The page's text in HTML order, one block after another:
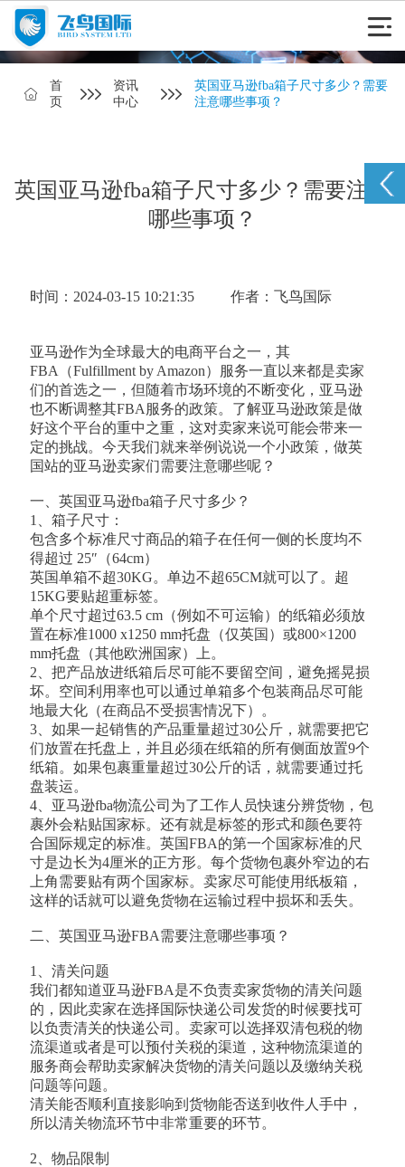
首
页
资讯
中心
英国亚马逊fba箱子尺寸多少？需要
注意哪些事项？
英国亚马逊fba箱子尺寸多少？需要注意
哪些事项？
时间：2024-03-15 10:21:35 作者：飞鸟国际
亚马逊作为全球最大的电商平台之一，其
FBA（Fulfillment by Amazon）服务一直以来都是卖家
们的首选之一，但随着市场环境的不断变化，亚马逊
也不断调整其FBA服务的政策。了解亚马逊政策是做
好这个平台的重中之重，这对卖家来说可能会带来一
定的挑战。今天我们就来举例说说一个小政策，做英
国站的亚马逊卖家们需要注意哪些呢？
一、英国亚马逊fba箱子尺寸多少？
1、箱子尺寸：
包含多个标准尺寸商品的箱子在任何一侧的长度均不
得超过 25″（64cm）
英国单箱不超30KG。单边不超65CM就可以了。超
15KG要贴超重标签。
单个尺寸超过63.5 cm（例如不可运输）的纸箱必须放
置在标准1000 x1250 mm托盘（仅英国）或800×1200
mm托盘（其他欧洲国家）上。
2、把产品放进纸箱后尽可能不要留空间，避免摇晃损
坏。空间利用率也可以通过单箱多个包装商品尽可能
地最大化（在商品不受损害情况下）。
3、如果一起销售的产品重量超过30公斤，就需要把它
们放置在托盘上，并且必须在纸箱的所有侧面放置9个
纸箱。如果包裹重量超过30公斤的话，就需要通过托
盘装运。
4、亚马逊fba物流公司为了工作人员快速分辨货物，包
裹外会粘贴国家标。还有就是标签的形式和颜色要符
合国际规定的标准。英国FBA的第一个国家标准的尺
寸是边长为4厘米的正方形。每个货物包裹外窄边的右
上角需要贴有两个国家标。卖家尽可能使用纸板箱，
这样的话就可以避免货物在运输过程中损坏和丢失。
二、英国亚马逊FBA需要注意哪些事项？
1、清关问题
我们都知道亚马逊FBA是不负责卖家货物的清关问题
的，因此卖家在选择国际快递公司发货的时候要找可
以负责清关的快递公司。卖家可以选择双清包税的物
流渠道或者是可以预付关税的渠道，这种物流渠道的
服务商会帮助卖家解决货物的清关问题以及缴纳关税
问题等问题。
清关能否顺利直接影响到货物能否送到收件人手中，
所以清关物流环节中非常重要的环节。
2、物品限制